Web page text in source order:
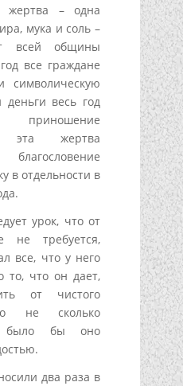
жертва – одна
мука и соль –
всей общины
все граждане
символическую
весь год
приношение
жертва
в отдельности в
урок, что от
не требуется,
все, что у него
то, что он дает,
от чистого
не сколько
было бы оно
два раза в